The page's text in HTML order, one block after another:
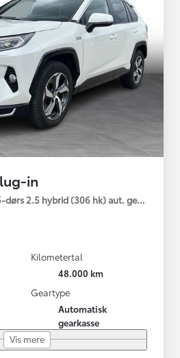
in
dørs 2.5 hybrid (306 hk) aut. gear AWD-i
Kilometertal
48.000 km
Geartype
Automatisk
gearkasse
Vis mere